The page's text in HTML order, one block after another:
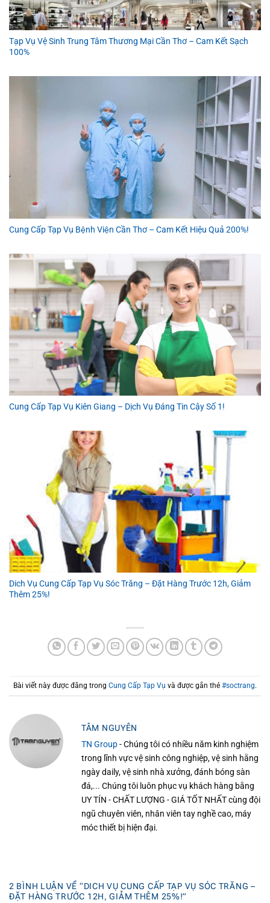
Tạp Vụ Vệ Sinh Trung Tâm Thương Mại Cần Thơ – Cam Kết Sạch
100%
Cung Cấp Tạp Vụ Bệnh Viện Cần Thơ – Cam Kết Hiệu Quả 200%!
Cung Cấp Tạp Vụ Kiên Giang – Dịch Vụ Đáng Tin Cậy Số 1!
Dich Vụ Cung Cấp Tạp Vụ Sóc Trăng – Đặt Hàng Trước 12h, Giảm
Thêm 25%!
Bài viết này được đăng trong Cung Cấp Tạp Vụ và được gắn thẻ #soctrang.
TÂM NGUYÊN
TN Group- Chúng tôi có nhiều năm kinh nghiệm
trong lĩnh vực vệ sinh công nghiệp, vệ sinh hằng
ngày daily, vệ sinh nhà xưởng, đánh bóng sàn
đá,... Chúng tôi luôn phục vụ khách hàng bằng
UY TÍN - CHẤT LƯỢNG - GIÁ TỐT NHẤT cùng đội
ngũ chuyên viên, nhân viên tay nghề cao, máy
móc thiết bị hiện đại.
2 BÌNH LUẬN VỀ “DICH VỤ CUNG CẤP TẠP VỤ SÓC TRĂNG –
ĐẶT HÀNG TRƯỚC 12H, GIẢM THÊM 25%!”